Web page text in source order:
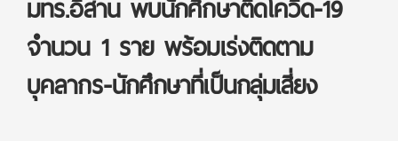
มทร.อีสาน พบนักศึกษาติดโควิด-19
จำนวน 1 ราย พร้อมเร่งติดตาม
บุคลากร-นักศึกษาที่เป็นกลุ่มเสี่ยง